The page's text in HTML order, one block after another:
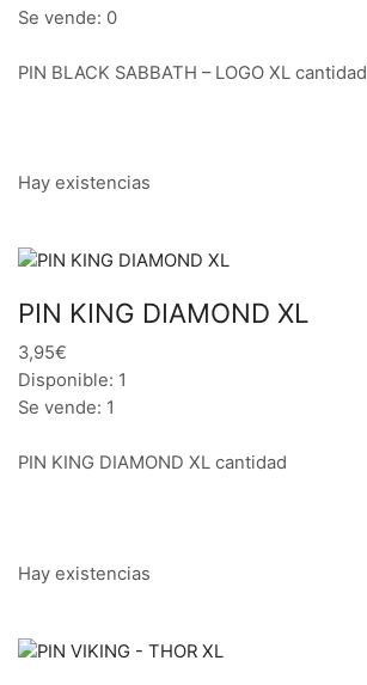
Se vende: 0
PIN BLACK SABBATH – LOGO XL cantidad
Hay existencias
PIN KING DIAMOND XL
3,95€
Disponible: 1
Se vende: 1
PIN KING DIAMOND XL cantidad
Hay existencias